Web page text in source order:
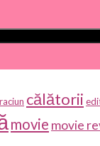
călătorii
movie movie